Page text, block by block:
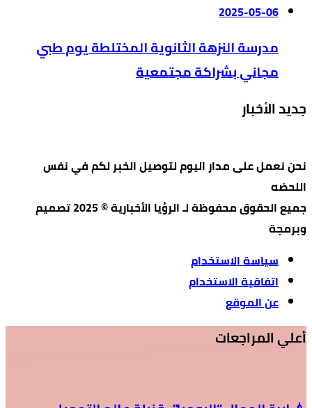
2025-05-06
مدرسة النزهة الثانوية المختلطة يوم طبي
مجاني بشراكة مجتمعية
جديد الأخبار
نحن نعمل على مدار اليوم لتوصيل الخبر لكم في نفس
اللحضه
جميع الحقوق محفوظة لـ الرؤيا الأخبارية © 2025 تصميم
وبرمجة
سياسة الاستخدام
اتفاقية الاستخدام
عن الموقع
أعلي المراجعات